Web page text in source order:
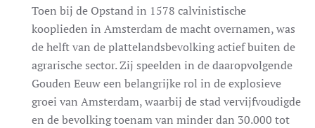
Toen bij de Opstand in 1578 calvinistische
kooplieden in Amsterdam de macht overnamen, was
de helft van de plattelandsbevolking actief buiten de
agrarische sector. Zij speelden in de daaropvolgende
Gouden Eeuw een belangrijke rol in de explosieve
groei van Amsterdam, waarbij de stad vervijfvoudigde
en de bevolking toenam van minder dan 30.000 tot